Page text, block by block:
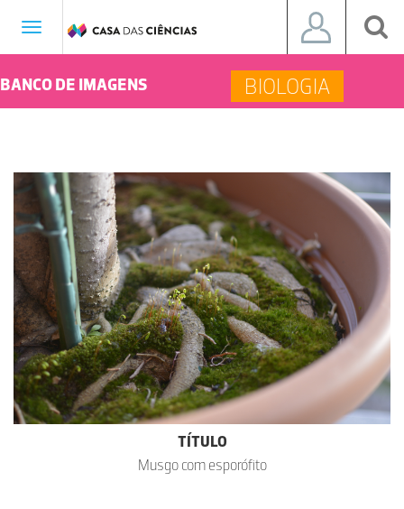
Toggle
BANCO DE IMAGENS BIOLOGIA
TÍTULO
Musgo com esporófito